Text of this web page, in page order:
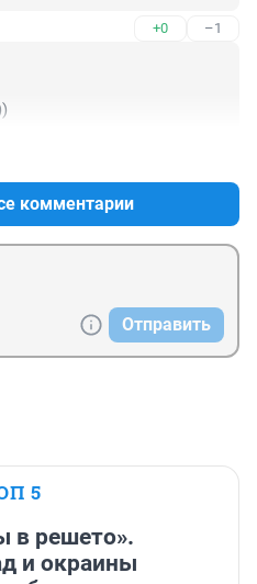
+0 –1
комментарии
Отправить
5
в решето».
и окраины